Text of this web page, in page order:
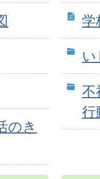
のき
学
い
不
行